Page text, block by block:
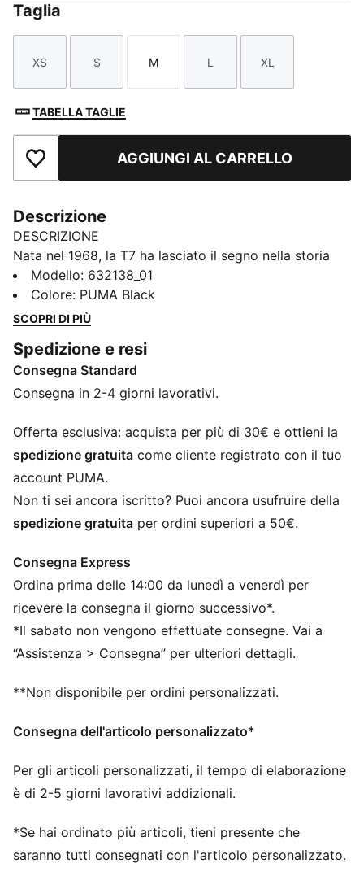
Taglia
Taglia
XS
Taglia
S
Taglia
M
Taglia
L
Taglia
XL
TABELLA TAGLIE
Aggiungi ai PreferitiAGGIUNGI AL CARRELLO
Descrizione
DESCRIZIONE
Nata nel 1968, la T7 ha lasciato il segno nella storia
dello streetwear. Con le sue linee iconiche, i pannelli
laterali affusolati e il branding PUMA, è diventata un
classico senza tempo. Oggi torna con dettagli
l’autenticità del passato con l’energia del presente.
CARATTERISTICHE + VANTAGGI
Con almeno il 20% di materiale riciclato
Vestibilità: Comfort
Materiale principale: Jacquard double face
Lunghezza: Regolare
Fascia elasticizzata in vita
Vita: Media
Strisce esclusive PUMA T7 (7 cm) su entrambi i lati
della gamba
Design a pieghe
Modello: 632138_01
Colore: PUMA Black
SCOPRI DI PIÙ
Spedizione e resi
Consegna Standard
Consegna in 2-4 giorni lavorativi.
Offerta esclusiva: acquista per più di 30€ e ottieni la
spedizione gratuita come cliente registrato con il tuo
account PUMA.
Non ti sei ancora iscritto? Puoi ancora usufruire della
spedizione gratuita per ordini superiori a 50€.
Consegna Express
Ordina prima delle 14:00 da lunedì a venerdì per
ricevere la consegna il giorno successivo*.
*Il sabato non vengono effettuate consegne. Vai a
“Assistenza > Consegna” per ulteriori dettagli.
**Non disponibile per ordini personalizzati.
Consegna dell'articolo personalizzato*
Per gli articoli personalizzati, il tempo di elaborazione
è di 2-5 giorni lavorativi addizionali.
*Se hai ordinato più articoli, tieni presente che
saranno tutti consegnati con l'articolo personalizzato.